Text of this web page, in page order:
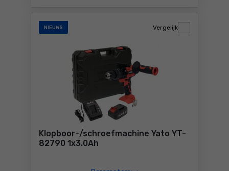
NIEUWS
Klopboor-/schroefmachine Yato YT-
82790 1x3.0Ah
Vergelijk